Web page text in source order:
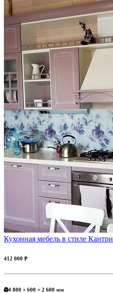
Кухонная мебель в стиле Кантри
412 000 Ᵽ
4 800 × 600 × 2 600 мм